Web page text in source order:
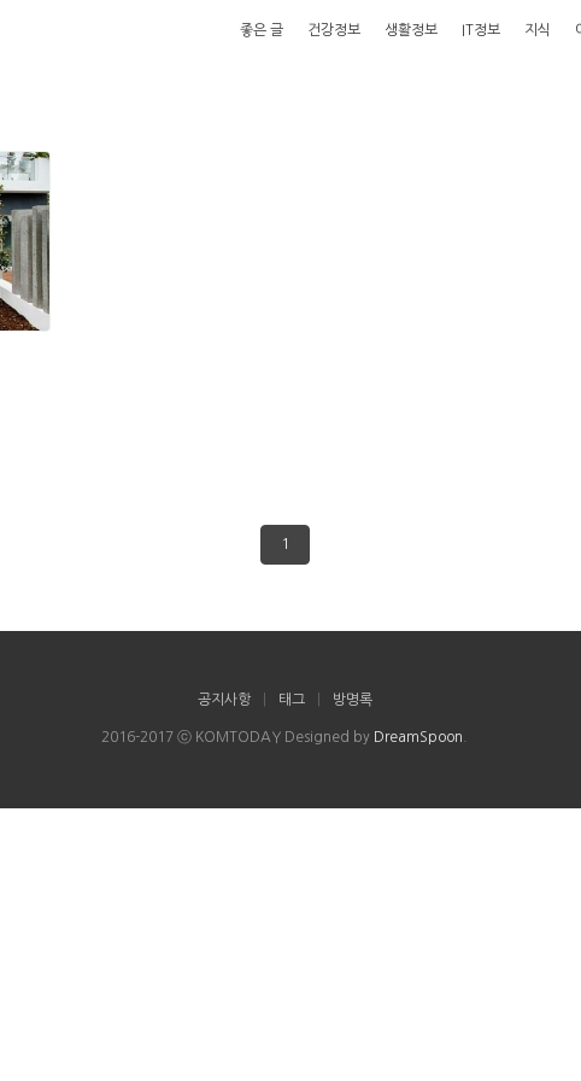
좋은 글 건강정보 생활정보 IT정보 지식
1
공지사항 태그 방명록
2016-2017 ⓒ KOMTODAY Designed by DreamSpoon